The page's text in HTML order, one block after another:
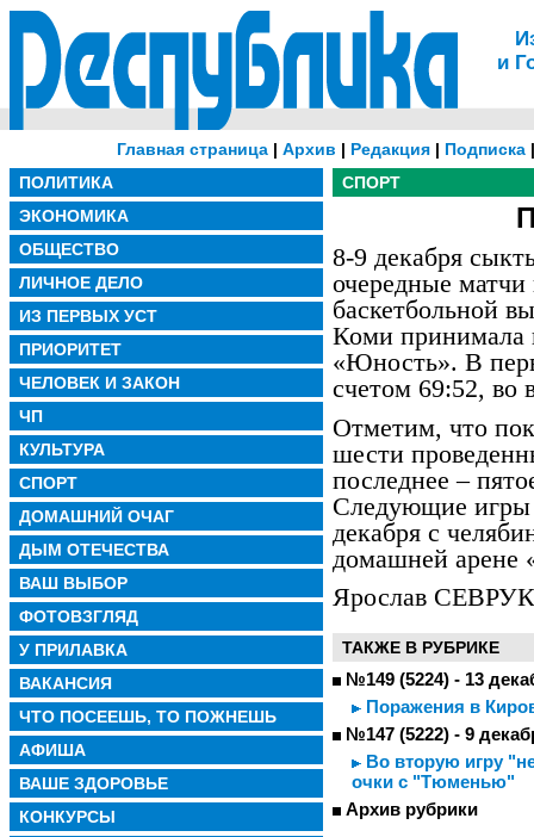
и
Главная страница | Архив | Редакция | Подписка
ПОЛИТИКА
ЭКОНОМИКА
ОБЩЕСТВО
ЛИЧНОЕ ДЕЛО
ИЗ ПЕРВЫХ УСТ
ПРИОРИТЕТ
ЧЕЛОВЕК И ЗАКОН
ЧП
КУЛЬТУРА
СПОРТ
ДОМАШНИЙ ОЧАГ
ДЫМ ОТЕЧЕСТВА
ВАШ ВЫБОР
ФОТОВЗГЛЯД
У ПРИЛАВКА
ВАКАНСИЯ
ЧТО ПОСЕЕШЬ, ТО ПОЖНЕШЬ
АФИША
ВАШЕ ЗДОРОВЬЕ
КОНКУРСЫ
СПОРТ
8-9 декабря
очередные матчи
баскетбольной
Коми принимала
«Юность». В
счетом 69:52, во
Отметим, что
шести
последнее –
Следующие игры
декабря с
домашней арене
Ярослав
ТАКЖЕ В РУБРИКЕ
№149 (5224) - 13
Поражения в
№147 (5222) - 9
Во вторую игру
очки с "Тюменью"
Архив рубрики